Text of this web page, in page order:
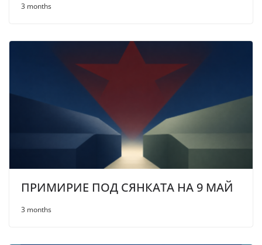
3 months
ПРИМИРИЕ ПОД СЯНКАТА НА 9 МАЙ
3 months